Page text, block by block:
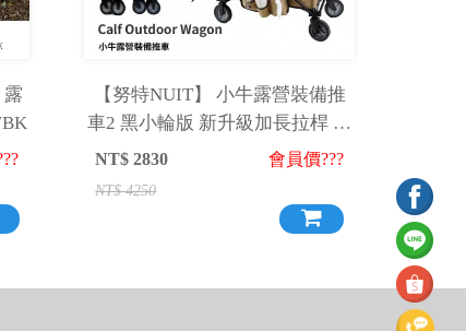
露
【努特NUIT】 小牛露營裝備推
車2 黑小輪版 新升級加長拉桿 折
疊式行動手推車 置物車 裝備拖車
親子拖車 行李車(含包材費)
NT$2830
NT$4250
會員價???